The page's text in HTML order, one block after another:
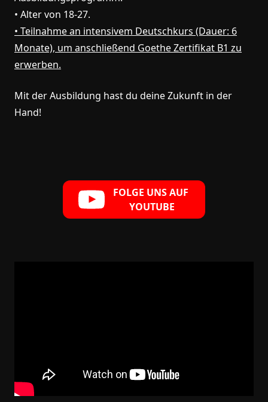
• Alter von 18-27.
• Teilnahme an intensivem Deutschkurs (Dauer: 6
Monate), um anschließend Goethe Zertifikat B1 zu
erwerben.
Mit der Ausbildung hast du deine Zukunft in der
Hand!
FOLGE UNS AUF
YOUTUBE